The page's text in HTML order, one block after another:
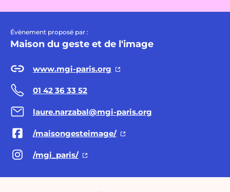
Évènement proposé par :
Maison du geste et de l'image
www.mgi-paris.org
01 42 36 33 52
laure.narzabal@mgi-paris.org
/maisongesteimage/
/mgi_paris/